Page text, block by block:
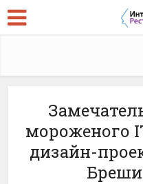
мороженого
дизайн-